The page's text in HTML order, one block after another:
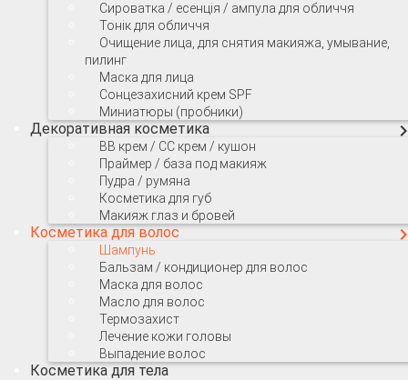
Сироватка / есенція / ампула для обличчя
Тонік для обличчя
Очищение лица, для снятия макияжа, умывание,
пилинг
Маска для лица
Сонцезахисний крем SPF
Миниатюры (пробники)
Декоративная косметика
ВВ крем / СС крем / кушон
Праймер / база под макияж
Пудра / румяна
Косметика для губ
Макияж глаз и бровей
Косметика для волос
Шампунь
Бальзам / кондиционер для волос
Маска для волос
Масло для волос
Термозахист
Лечение кожи головы
Выпадение волос
Косметика для тела